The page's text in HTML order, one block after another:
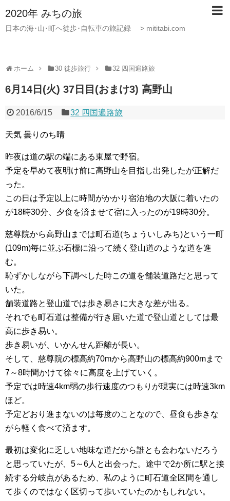
2020年 みちの旅
日本の海･山･町へ徒歩･自転車の旅記録 > mititabi.com
ホーム 30 徒歩旅行 32 四国遍路旅
6月14日(火) 37日目(おまけ3) 高野山
2016/6/15 32 四国遍路旅
天気 曇りのち晴
昨夜は道の駅の端にある東屋で野宿。
予定を早めて夜明け前に高野山を目指し出発したが正解だ
った。
この日は予定以上に時間がかかり宿泊地の大阪に着いたの
が18時30分、夕食を済ませて宿に入ったのが19時30分。
慈尊院から高野山までは町石道(ちょういしみち)という一町
(109m)毎に並ぶ石標に沿って続く登山道のような道を進
む。
恥ずかしながら下調べした時この道を舗装道路だと思って
いた。
舗装道路と登山道では歩き易さに大きな差が出る。
それでも町石道は整備が行き届いた道で登山道としては最
高に歩き易い。
歩き易いが、いかんせん距離が長い。
そして、慈尊院の標高約70mから高野山の標高約900mまで
7～8時間かけて徐々に高度を上げていく。
予定では時速4km弱の歩行速度のつもりが現実には時速3km
ほど。
予定どおり進まないのは毎度のことなので、昼食も歩きな
がら軽く食べて済ます。
最初は変化に乏しい地味な道だから誰とも会わないだろう
と思っていたが、5～6人と出会った。途中で2か所に駅と接
続する分岐点があるため、私のように町石道全区間を通し
て歩くのではなく区切って歩いていたのかもしれない。